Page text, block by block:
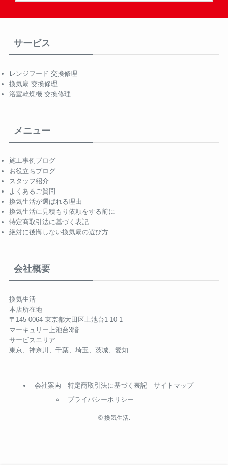
サービス
レンジフード 交換修理
換気扇 交換修理
浴室乾燥機 交換修理
メニュー
施工事例ブログ
お役立ちブログ
スタッフ紹介
よくあるご質問
換気生活が選ばれる理由
換気生活に見積もり依頼をする前に
特定商取引法に基づく表記
絶対に後悔しない換気扇の選び方
会社概要
換気生活
本店所在地
〒145-0064 東京都大田区上池台1-10-1
マーキュリー上池台3階
サービスエリア
東京、神奈川、千葉、埼玉、茨城、愛知
会社案内
特定商取引法に基づく表記
プライバシーポリシー
サイトマップ
©換気生活.